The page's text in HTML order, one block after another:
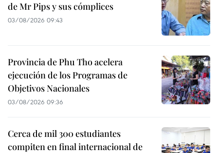
de Mr Pips y sus cómplices
03/08/2026 09:43
Provincia de Phu Tho acelera
ejecución de los Programas de
Objetivos Nacionales
03/08/2026 09:36
Cerca de mil 300 estudiantes
compiten en final internacional de